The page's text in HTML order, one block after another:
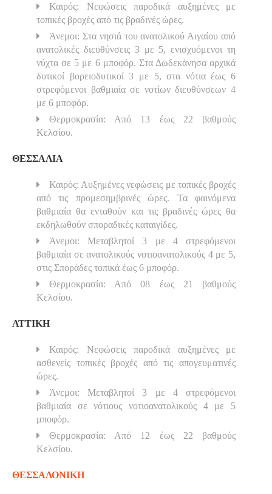
Καιρός: Νεφώσεις παροδικά αυξημένες με
τοπικές βροχές από τις βραδινές ώρες.
Άνεμοι: Στα νησιά του ανατολικού Αιγαίου από
ανατολικές διευθύνσεις 3 με 5, ενισχυόμενοι τη
νύχτα σε 5 με 6 μποφόρ. Στα Δωδεκάνησα αρχικά
δυτικοί βορειοδυτικοί 3 με 5, στα νότια έως 6
στρεφόμενοι βαθμιαία σε νοτίων διευθύνσεων 4
με 6 μποφόρ.
Θερμοκρασία: Από 13 έως 22 βαθμούς
Κελσίου.
ΘΕΣΣΑΛΙΑ
Καιρός: Αυξημένες νεφώσεις με τοπικές βροχές
από τις προμεσημβρινές ώρες. Τα φαινόμενα
βαθμιαία θα ενταθούν και τις βραδινές ώρες θα
εκδηλωθούν σποραδικές καταιγίδες.
Άνεμοι: Μεταβλητοί 3 με 4 στρεφόμενοι
βαθμιαία σε ανατολικούς νοτιοανατολικούς 4 με 5,
στις Σποράδες τοπικά έως 6 μποφόρ.
Θερμοκρασία: Από 08 έως 21 βαθμούς
Κελσίου.
ΑΤΤΙΚΗ
Καιρός: Νεφώσεις παροδικά αυξημένες με
ασθενείς τοπικές βροχές από τις απογευματινές
ώρες.
Άνεμοι: Μεταβλητοί 3 με 4 στρεφόμενοι
βαθμιαία σε νότιους νοτιοανατολικούς 4 με 5
μποφόρ.
Θερμοκρασία: Από 12 έως 22 βαθμούς
Κελσίου.
ΘΕΣΣΑΛΟΝΙΚΗ